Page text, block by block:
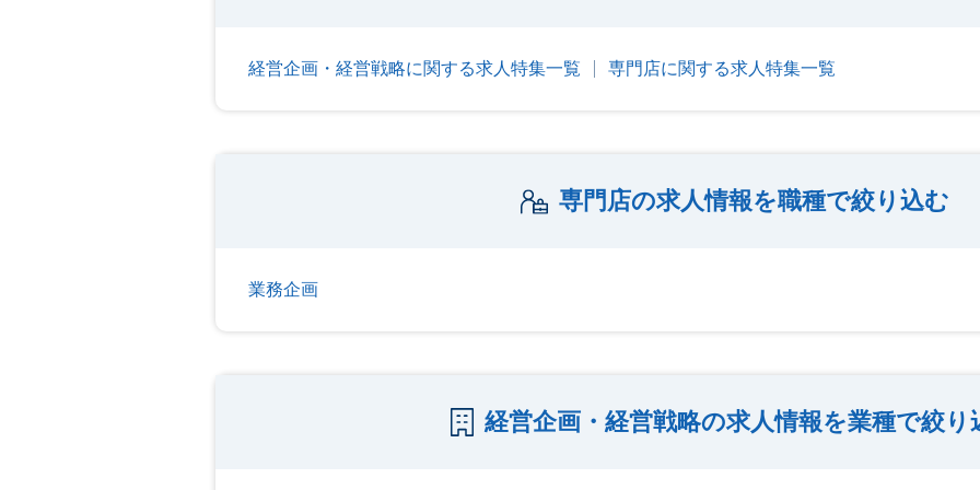
経営企画・経営戦略に関する求人特集一覧 専門店に関する求人特集一覧
専門店の求人情報を職種で絞り込む
業務企画
経営企画・経営戦略の求人情報を業種で絞り